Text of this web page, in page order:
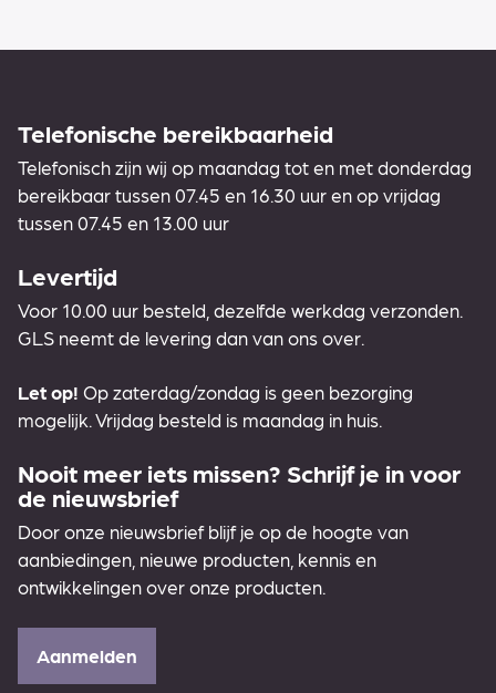
Telefonische bereikbaarheid
Telefonisch zijn wij op maandag tot en met donderdag
bereikbaar tussen 07.45 en 16.30 uur en op vrijdag
tussen 07.45 en 13.00 uur
Levertijd
Voor 10.00 uur besteld, dezelfde werkdag verzonden.
GLS neemt de levering dan van ons over.
Let op! Op zaterdag/zondag is geen bezorging
mogelijk. Vrijdag besteld is maandag in huis.
Nooit meer iets missen? Schrijf je in voor
de nieuwsbrief
Door onze nieuwsbrief blijf je op de hoogte van
aanbiedingen, nieuwe producten, kennis en
ontwikkelingen over onze producten.
Aanmelden